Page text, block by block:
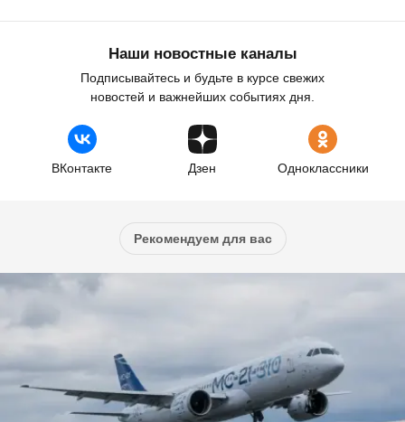
Наши новостные каналы
Подписывайтесь и будьте в курсе свежих
новостей и важнейших событиях дня.
ВКонтакте Дзен Одноклассники
Рекомендуем для вас